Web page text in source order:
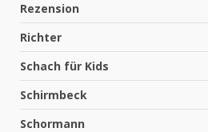
Rezension
Richter
Schach für Kids
Schirmbeck
Schormann